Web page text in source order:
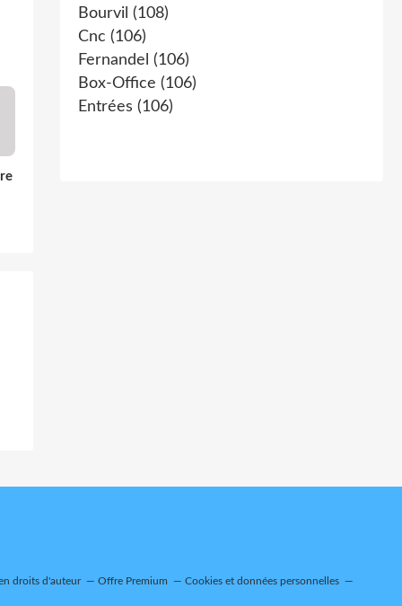
Bourvil (108)
Cnc (106)
Fernandel (106)
Box-Office (106)
Entrées (106)
droits d'auteur Offre Premium Cookies et données personnelles